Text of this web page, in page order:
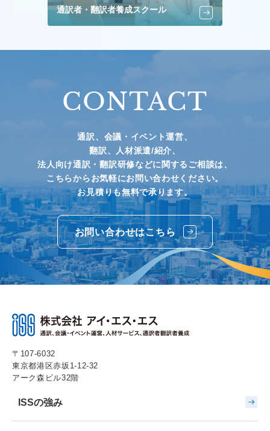
通訳者・翻訳者養成スクール
CONTACT
通訳、会議・イベント運営、
翻訳、人材派遣/紹介、
法人向け通訳・翻訳研修などに関するご相談は、
こちらからお気軽にお問い合わせください。
お見積りも無料で承ります。
お問い合わせはこちら
〒107-6032
東京都港区赤坂1-12-32
アーク森ビル32階
ISSの強み